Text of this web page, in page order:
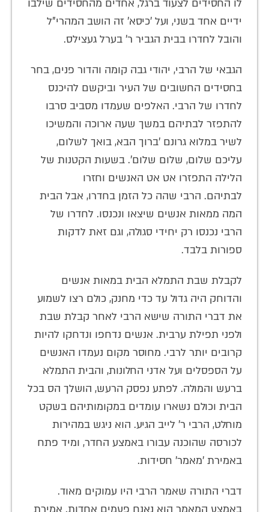
לו החסידים לצעוד ברגל, אחדים מהחסידים שילבו
ידיים אחד בשני, ועל 'כיסא' זה הושב המהרי"ל
והובל לחדרו בבית הגביר ר' בערל געצילס.
הגבאי של הרבי, יהודי גבה קומה והדור פנים, בחר
בחסידים החשובים של העיר וביקשם להיכנס
לחדרו של הרבי. האלפים שעמדו מסביב סרבו
להתפזר לבתיהם במשך שעה ארוכה והמשיכו
לשיר במלוא גרונם 'ברוך הבא, בואך לשלום,
עליכם שלום, שלום שלום'. בשעות הקטנות של
הלילה התפזרו אט אט האנשים וחזרו
לבתיהם. הרבי שהה כל הזמן בחדרו, אבל הבית
המה ממאות אנשים שיצאו ונכנסו. לחדרו של
הרבי נכנסו רק יחידי סגולה, וגם זאת לדקות
ספורות בלבד.
לקבלת שבת התמלא הבית במאות אנשים
והדוחק היה גדול עד כדי מחנק, כולם רצו לשמוע
את דברי התורה שישא הרבי לאחר קבלת שבת
ולפני תפילת ערבית. אנשים נדחפו ונדחקו להיות
קרובים יותר לרבי. מחוסר מקום נעמדו האנשים
על הספסלים ועל אדני החלונות, והבית התמלא
ברעש והמולה. לפתע נפסק הרעש, הושלך הס בכל
הבית וכולם נשארו עומדים במקומותיהם בשקט
מוחלט, הרבי ר' לייב הגיע. הוא ניגש במהירות
לכורסה שהוכנה עבורו באמצע החדר, ומיד פתח
באמירת 'מאמר' חסידות.
דברי התורה שאמר הרבי היו עמוקים מאוד.